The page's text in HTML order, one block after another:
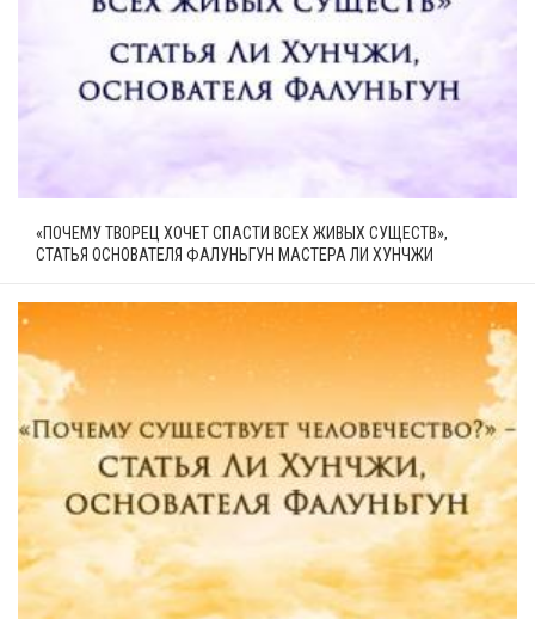
«ПОЧЕМУ ТВОРЕЦ ХОЧЕТ СПАСТИ ВСЕХ ЖИВЫХ СУЩЕСТВ»,
СТАТЬЯ ОСНОВАТЕЛЯ ФАЛУНЬГУН МАСТЕРА ЛИ ХУНЧЖИ